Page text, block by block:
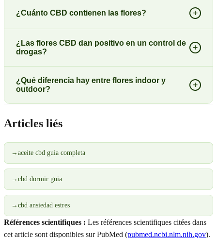
¿Cuánto CBD contienen las flores? +
¿Las flores CBD dan positivo en un control de
drogas?
+
¿Qué diferencia hay entre flores indoor y
outdoor?
+
Articles liés
→ aceite cbd guia completa
→ cbd dormir guia
→ cbd ansiedad estres
Références scientifiques : Les références scientifiques citées dans
cet article sont disponibles sur PubMed (pubmed.ncbi.nlm.nih.gov).